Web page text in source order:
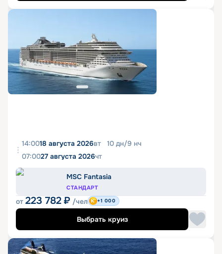
14:0018 августа 2026вт 10 дн/9 нч
07:0027 августа 2026чт
MSC Fantasia
СТАНДАРТ
от 223 782 ₽ /чел +1 000
Выбрать круиз